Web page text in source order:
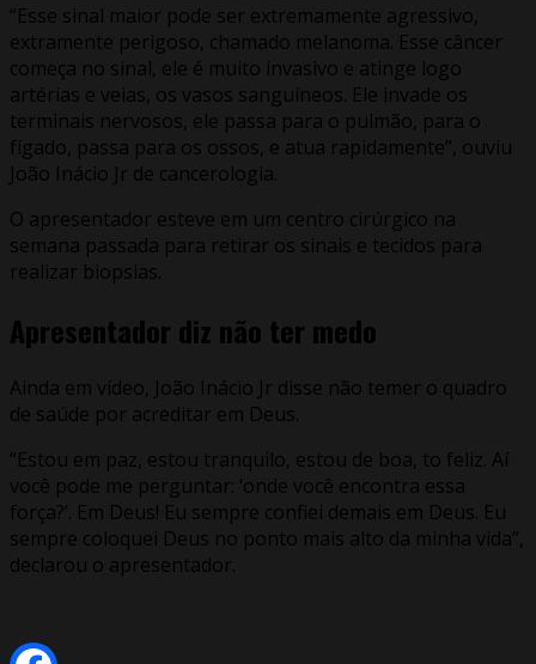
“Esse sinal maior pode ser extremamente agressivo,
extramente perigoso, chamado melanoma. Esse câncer
começa no sinal, ele é muito invasivo e atinge logo
artérias e veias, os vasos sanguíneos. Ele invade os
terminais nervosos, ele passa para o pulmão, para o
fígado, passa para os ossos, e atua rapidamente”, ouviu
João Inácio Jr de cancerologia.
O apresentador esteve em um centro cirúrgico na
semana passada para retirar os sinais e tecidos para
realizar biopsias.
Apresentador diz não ter medo
Ainda em vídeo, João Inácio Jr disse não temer o quadro
de saúde por acreditar em Deus.
“Estou em paz, estou tranquilo, estou de boa, to feliz. Aí
você pode me perguntar: ‘onde você encontra essa
força?’. Em Deus! Eu sempre confiei demais em Deus. Eu
sempre coloquei Deus no ponto mais alto da minha vida”,
declarou o apresentador.